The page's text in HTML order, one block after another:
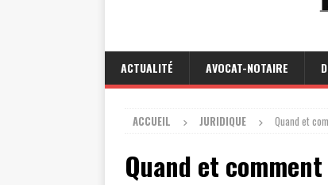
ACTUALITÉ AVOCAT-NOTAIRE
ACCUEIL JURIDIQUE Quand et
Quand et